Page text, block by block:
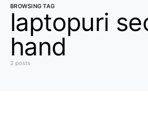
BROWSING TAG
laptopuri
hand
2 posts